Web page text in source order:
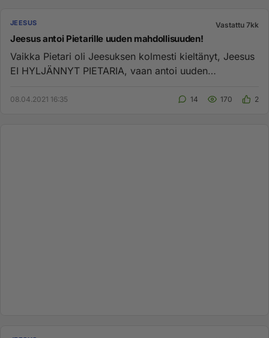
JEESUS Vastattu 7kk
Jeesus antoi Pietarille uuden mahdollisuuden!
Vaikka Pietari oli Jeesuksen kolmesti kieltänyt, Jeesus
EI HYLJÄNNYT PIETARIA, vaan antoi uuden
08.04.2021 16:35 14 170 2